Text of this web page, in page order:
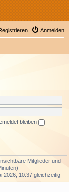
Anmelden
bleiben
Mitglieder und
2026, 10:37 gleichzeitig